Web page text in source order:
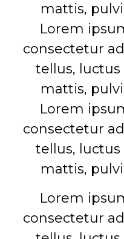
mattis,
Lorem
consectetur
tellus,
mattis,
Lorem
consectetur
tellus,
mattis,
Lorem
consectetur